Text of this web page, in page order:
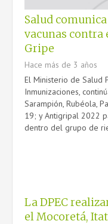
Salud
vacunas contra
Gripe
Hace más de 3 años
El Ministerio de Salud
Inmunizaciones,
Sarampión, Rubéola,
19; y Antigripal 2022
dentro del grupo de
La DPEC
el Mocoretá,